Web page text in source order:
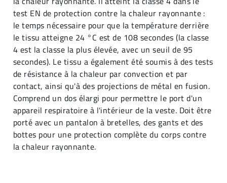
test EN de protection contre la chaleur rayonnante :
le temps nécessaire pour que la température derrière
le tissu atteigne 24 °C est de 108 secondes (la classe
4 est la classe la plus élevée, avec un seuil de 95
secondes). Le tissu a également été soumis à des tests
de résistance à la chaleur par convection et par
contact, ainsi qu'à des projections de métal en fusion.
Comprend un dos élargi pour permettre le port d'un
appareil respiratoire à l'intérieur de la veste. Doit être
porté avec un pantalon à bretelles, des gants et des
bottes pour une protection complète du corps contre
la chaleur rayonnante.